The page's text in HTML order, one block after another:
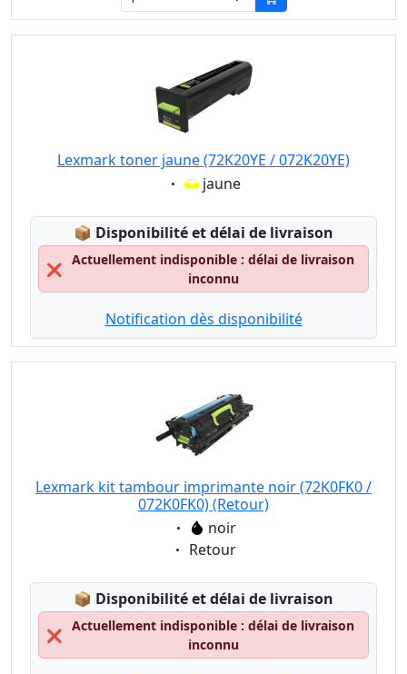
Lexmark toner jaune (72K20YE / 072K20YE)
Eigenschaft:
jaune
📦 Lagerstatus:
Disponibilité et délai de livraison
❌
Actuellement indisponible : délai de livraison
inconnu
Notification dès disponibilité
Lexmark kit tambour imprimante noir (72K0FK0 /
072K0FK0) (Retour)
Eigenschaft:
noir
Eigenschaft:
Retour
📦 Lagerstatus:
Disponibilité et délai de livraison
❌
Actuellement indisponible : délai de livraison
inconnu